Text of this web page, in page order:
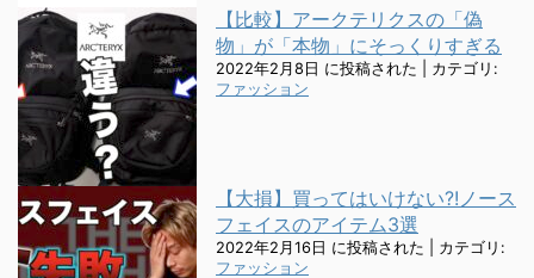
【比較】アークテリクスの「偽
物」が「本物」にそっくりすぎる
2022年2月8日 に投稿された
カテゴリ:
ファッション
【大損】買ってはいけない?!ノース
フェイスのアイテム3選
2022年2月16日 に投稿された
カテゴリ:
ファッション